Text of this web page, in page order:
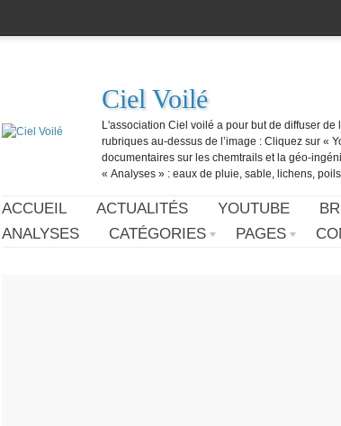
Ciel Voilé
L'association Ciel voilé a pour but de diffuser
rubriques au-dessus de l’image : Cliquez sur «
documentaires sur les chemtrails et la géo-
« Analyses » : eaux de pluie, sable, lichens,
ACCUEIL ACTUALITÉS YOUTUBE
ANALYSES
CATÉGORIES PAGES